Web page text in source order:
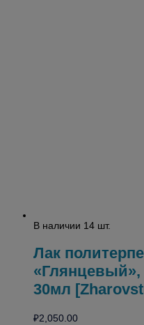
В наличии 14 шт.
Лак
30мл
₽2,050.00